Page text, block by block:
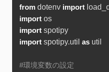
from dotenv import
import
import
import spotipy.util as util
#環境変数の設定